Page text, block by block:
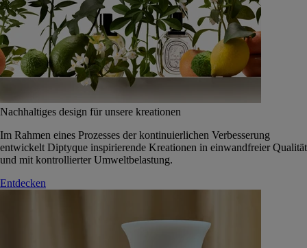
Nachhaltiges design für unsere kreationen
Im Rahmen eines Prozesses der kontinuierlichen Verbesserung
entwickelt Diptyque inspirierende Kreationen in einwandfreier Qualität
und mit kontrollierter Umweltbelastung.
Entdecken